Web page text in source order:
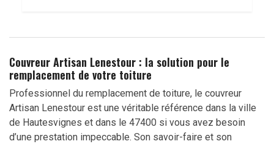
Couvreur Artisan Lenestour : la solution pour le
remplacement de votre toiture
Professionnel du remplacement de toiture, le couvreur
Artisan Lenestour est une véritable référence dans la ville
de Hautesvignes et dans le 47400 si vous avez besoin
d’une prestation impeccable. Son savoir-faire et son